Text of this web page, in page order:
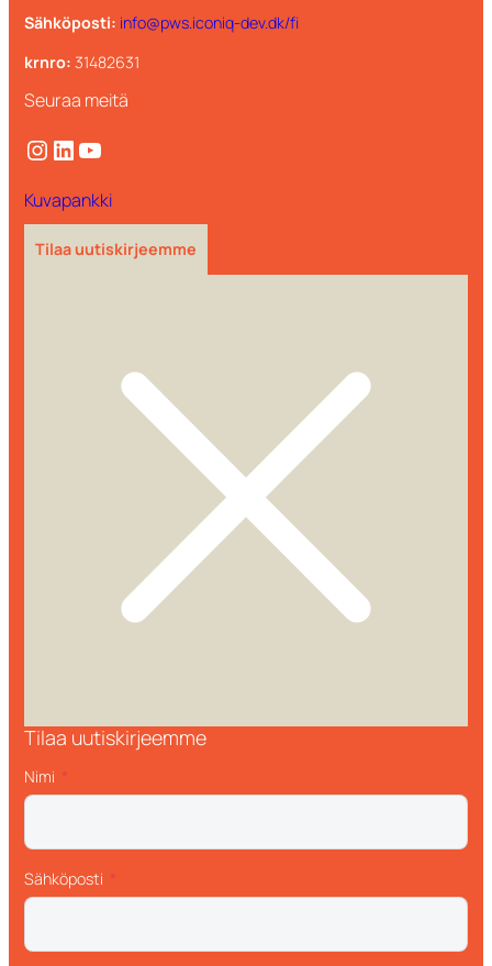
Sähköposti: info@pws.iconiq-dev.dk/fi
krnro: 31482631
Seuraa meitä
Instagram LinkedIn YouTube
Kuvapankki
Tilaa uutiskirjeemme
Tilaa uutiskirjeemme
Nimi
Sähköposti